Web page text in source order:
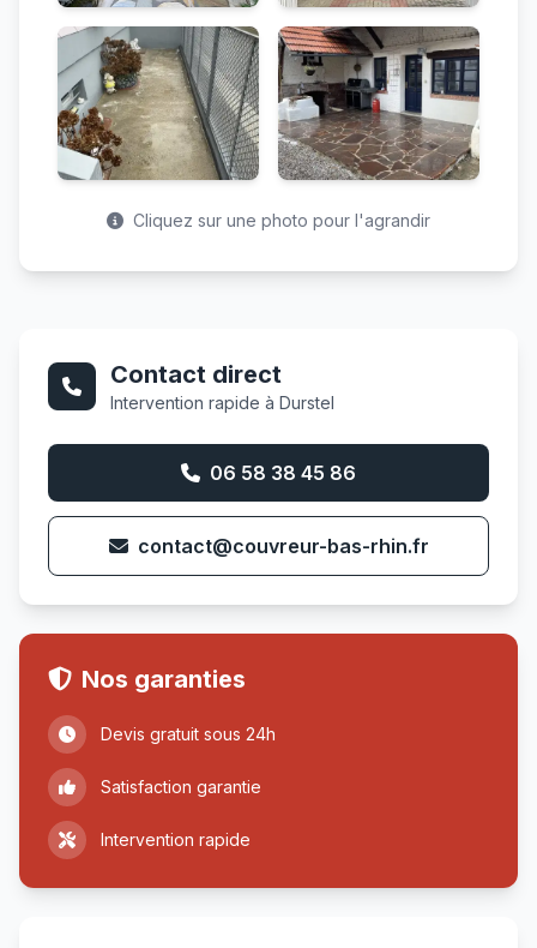
Cliquez sur une photo pour l'agrandir
Contact direct
Intervention rapide à Durstel
06 58 38 45 86
contact@couvreur-bas-rhin.fr
Nos garanties
Devis gratuit sous 24h
Satisfaction garantie
Intervention rapide